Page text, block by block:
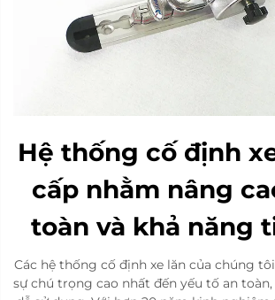
Hệ thống cố định
cấp nhằm nâng
toàn và khả năng
Các hệ thống cố định xe lăn của chúng
sự chú trọng cao nhất đến yếu tố an